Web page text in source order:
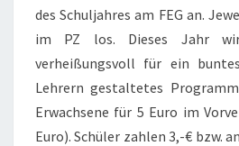
des Schuljahres am FEG an.
im PZ los. Dieses Jahr
verheißungsvoll für ein
Lehrern gestaltetes
Erwachsene für 5 Euro im
Euro). Schüler zahlen 3,-€ bzw.